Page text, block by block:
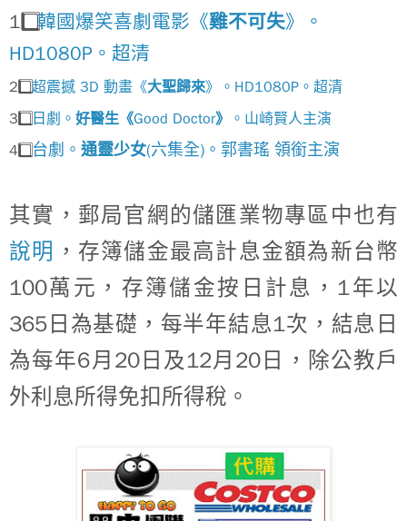
1️ 韓國爆笑喜劇電影《雞不可失》。
HD1080P 。超清
2️ 超震撼 3D 動畫《大聖歸來》。 HD1080P 。超清
3️ 日劇。 好醫生《Good Doctor》 。山崎賢人主演
4️ 台劇。 通靈少女(六集全) 。郭書瑤 領銜主演
其實，郵局官網的儲匯業物專區中也有
說明 ，存簿儲金最高計息金額為新台幣
100萬元，存簿儲金按日計息， 1年以
365 日為基礎，每半年結息1次，結息日
為每年6月 20日及12月 20 日，除公教戶
外利息所得免扣所得稅。